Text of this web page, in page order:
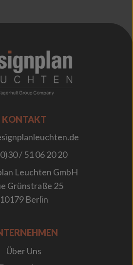
KONTAKT
/ 51 06 20 20
Leuchten GmbH
Grünstraße 25
10179 Berlin
Über Uns